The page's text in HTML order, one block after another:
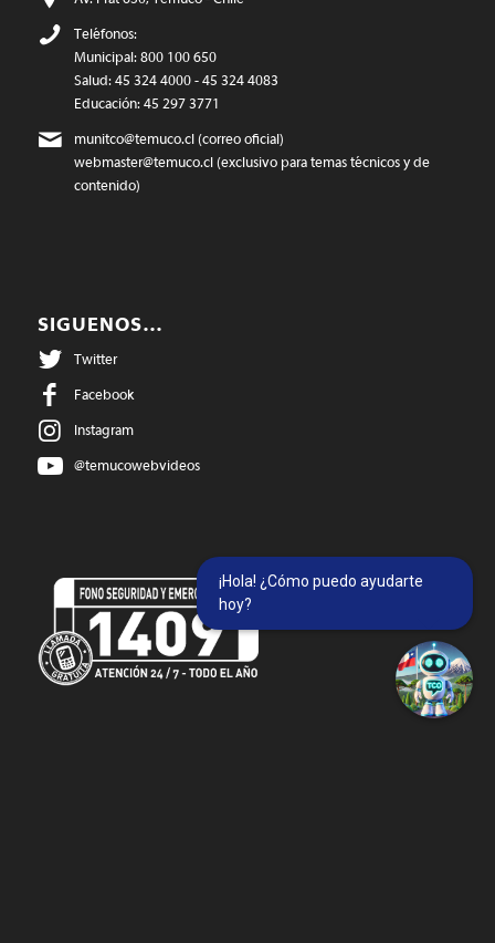
Teléfonos:
Municipal: 800 100 650
Salud: 45 324 4000 - 45 324 4083
Educación: 45 297 3771
munitco@temuco.cl(correo oficial)
webmaster@temuco.cl(exclusivo para temas técnicos y de
contenido)
SIGUENOS…
Twitter
Facebook
Instagram
@temucowebvideos
¡Hola! ¿Cómo puedo ayudarte
hoy?